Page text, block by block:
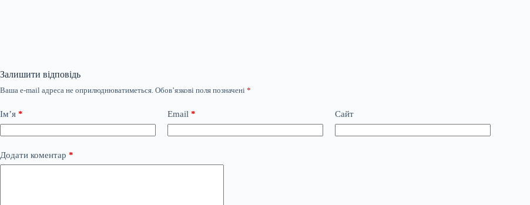
Залишити відповідь
Ваша e-mail адреса не оприлюднюватиметься. Обов’язкові поля позначені *
Ім’я * Email * Сайт
Додати коментар *